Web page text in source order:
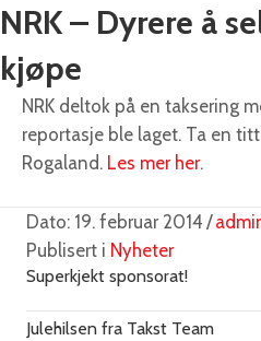
NRK – Dyrere å
kjøpe
NRK deltok på en taksering
reportasje ble laget. Ta en
Rogaland. Les mer her.
Dato: 19. februar 2014 /
Publisert i Nyheter
Superkjekt sponsorat!
Julehilsen fra Takst Team